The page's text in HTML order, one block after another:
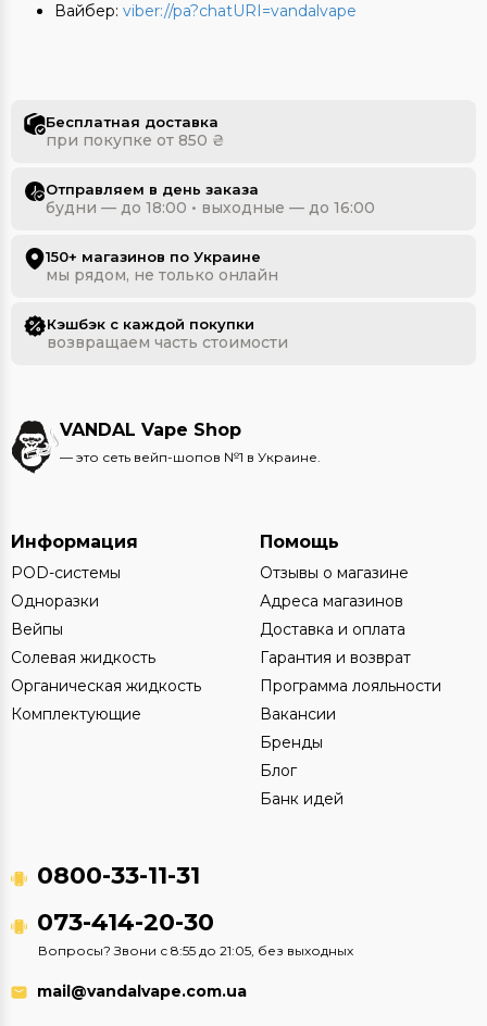
Вайбер: viber://pa?chatURI=vandalvape
Бесплатная доставка
при покупке от 850 ₴
Отправляем в день заказа
будни — до 18:00 • выходные — до 16:00
150+ магазинов по Украине
мы рядом, не только онлайн
Кэшбэк с каждой покупки
возвращаем часть стоимости
VANDAL Vape Shop
— это сеть вейп-шопов №1 в Украине.
Информация
POD-системы
Одноразки
Вейпы
Солевая жидкость
Органическая жидкость
Комплектующие
Помощь
Отзывы о магазине
Адреса магазинов
Доставка и оплата
Гарантия и возврат
Программа лояльности
Вакансии
Бренды
Блог
Банк идей
0800-33-11-31
073-414-20-30
Вопросы? Звони с 8:55 до 21:05, без выходных
mail@vandalvape.com.ua